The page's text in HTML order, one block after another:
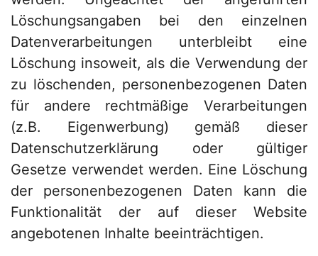
Löschungsangaben bei den einzelnen
Datenverarbeitungen unterbleibt eine
Löschung insoweit, als die Verwendung der
zu löschenden, personenbezogenen Daten
für andere rechtmäßige Verarbeitungen
(z.B. Eigenwerbung) gemäß dieser
Datenschutzerklärung oder gültiger
Gesetze verwendet werden. Eine Löschung
der personenbezogenen Daten kann die
Funktionalität der auf dieser Website
angebotenen Inhalte beeinträchtigen.